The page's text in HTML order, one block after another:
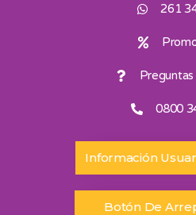
261
0800
Información
Botón De